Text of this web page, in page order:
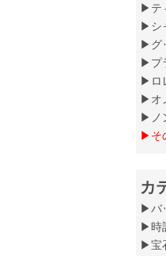
▶テ
▶シ
▶グ
▶プ
▶ロ
▶オ
▶ノ
▶そ
カ
▶バ
▶時
▶宝